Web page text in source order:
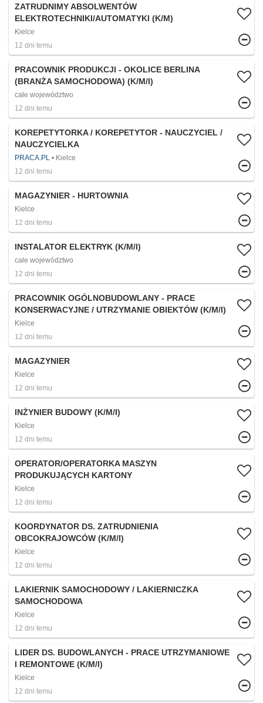
ZATRUDNIMY ABSOLWENTÓW
ELEKTROTECHNIKI/AUTOMATYKI (K/M)
Kielce
12 dni temu
PRACOWNIK PRODUKCJI - OKOLICE BERLINA
(BRANŻA SAMOCHODOWA) (K/M/I)
całe województwo
12 dni temu
KOREPETYTORKA / KOREPETYTOR - NAUCZYCIEL /
NAUCZYCIELKA
PRACA.PL
Kielce
12 dni temu
MAGAZYNIER - HURTOWNIA
Kielce
12 dni temu
INSTALATOR ELEKTRYK (K/M/I)
całe województwo
12 dni temu
PRACOWNIK OGÓLNOBUDOWLANY - PRACE
KONSERWACYJNE / UTRZYMANIE OBIEKTÓW (K/M/I)
Kielce
12 dni temu
MAGAZYNIER
Kielce
12 dni temu
INŻYNIER BUDOWY (K/M/I)
Kielce
12 dni temu
OPERATOR/OPERATORKA MASZYN
PRODUKUJĄCYCH KARTONY
Kielce
12 dni temu
KOORDYNATOR DS. ZATRUDNIENIA
OBCOKRAJOWCÓW (K/M/I)
Kielce
12 dni temu
LAKIERNIK SAMOCHODOWY / LAKIERNICZKA
SAMOCHODOWA
Kielce
12 dni temu
LIDER DS. BUDOWLANYCH - PRACE UTRZYMANIOWE
I REMONTOWE (K/M/I)
Kielce
12 dni temu